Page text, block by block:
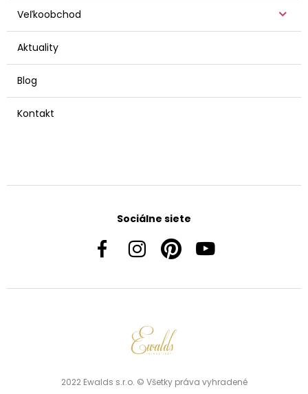
Veľkoobchod
Aktuality
Blog
Kontakt
Sociálne siete
2022 Ewalds s.r.o. © Všetky práva vyhradené